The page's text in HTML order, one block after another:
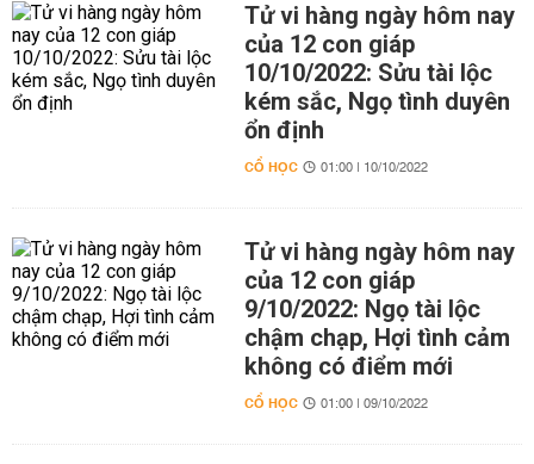
Tử vi hàng ngày hôm nay
của 12 con giáp
10/10/2022: Sửu tài lộc
kém sắc, Ngọ tình duyên
ổn định
CỔ HỌC 01:00 | 10/10/2022
Tử vi hàng ngày hôm nay
của 12 con giáp
9/10/2022: Ngọ tài lộc
chậm chạp, Hợi tình cảm
không có điểm mới
CỔ HỌC 01:00 | 09/10/2022